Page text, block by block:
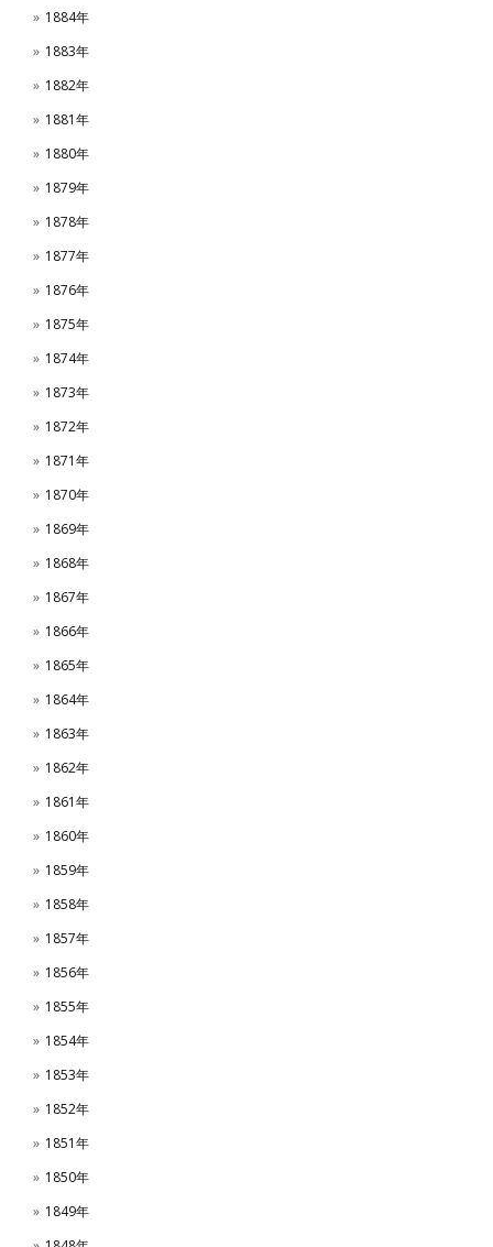
1884年
1883年
1882年
1881年
1880年
1879年
1878年
1877年
1876年
1875年
1874年
1873年
1872年
1871年
1870年
1869年
1868年
1867年
1866年
1865年
1864年
1863年
1862年
1861年
1860年
1859年
1858年
1857年
1856年
1855年
1854年
1853年
1852年
1851年
1850年
1849年